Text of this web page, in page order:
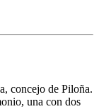
concejo de Piloña.
una con dos